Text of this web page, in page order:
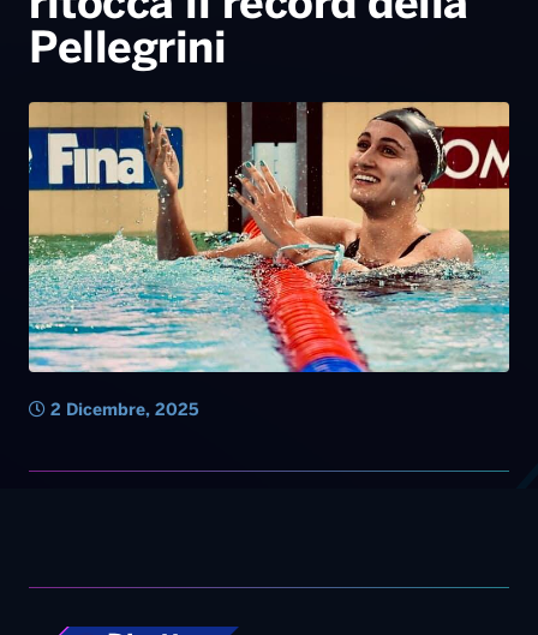
Pellegrini
2 Dicembre, 2025